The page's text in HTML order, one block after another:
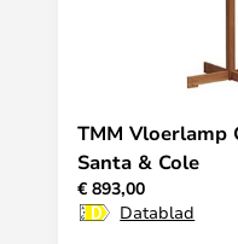
TMM Vloerlamp
Santa & Cole
€ 893,00
Datablad